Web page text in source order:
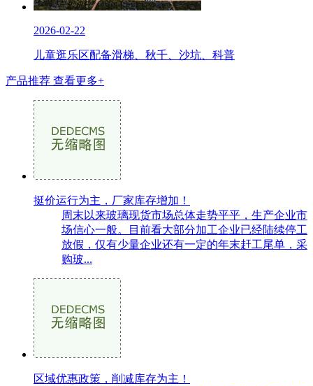
2026-02-22
儿童逛乐区配备滑梯、秋千、沙坑、科普
产品推荐 查看更多+
挺价运行为主，厂家库存增加！
周末以来玻璃现货市场总体走势平平，生产企业市
场信心一般。目前看大部分加工企业已经陆续停工
放假，仅有少量企业还有一定的年末赶工尾单，采
购玻...
区域优惠政策，削减库存为主！